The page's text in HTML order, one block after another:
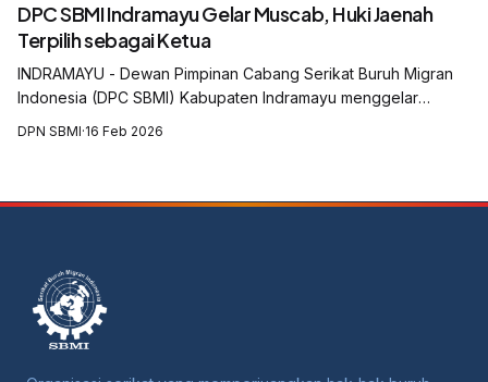
DPC SBMI Indramayu Gelar Muscab, Huki Jaenah
Terpilih sebagai Ketua
INDRAMAYU - Dewan Pimpinan Cabang Serikat Buruh Migran
Indonesia (DPC SBMI) Kabupaten Indramayu menggelar
DPN SBMI·16 Feb 2026